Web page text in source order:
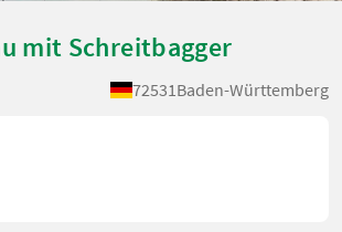
mit Schreitbagger
72531Baden-Württemberg